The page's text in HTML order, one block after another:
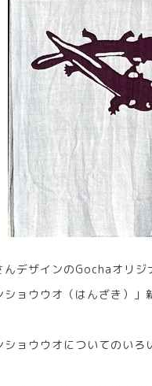
んデザインのGochaオリジ
ショウウオ（はんざき）」
ショウウオについてのいろ